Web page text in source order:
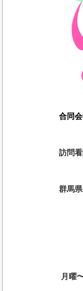
合同
訪問
群馬
月曜